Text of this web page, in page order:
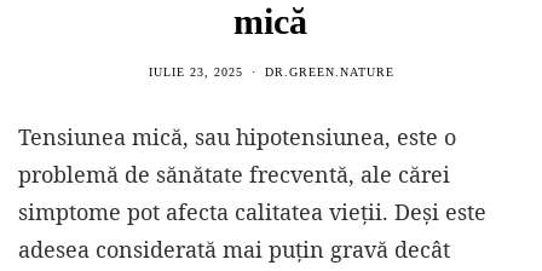
mică
IULIE 23, 2025 DR.GREEN.NATURE
Tensiunea mică, sau hipotensiunea, este o
problemă de sănătate frecventă, ale cărei
simptome pot afecta calitatea vieții. Deși este
adesea considerată mai puțin gravă decât